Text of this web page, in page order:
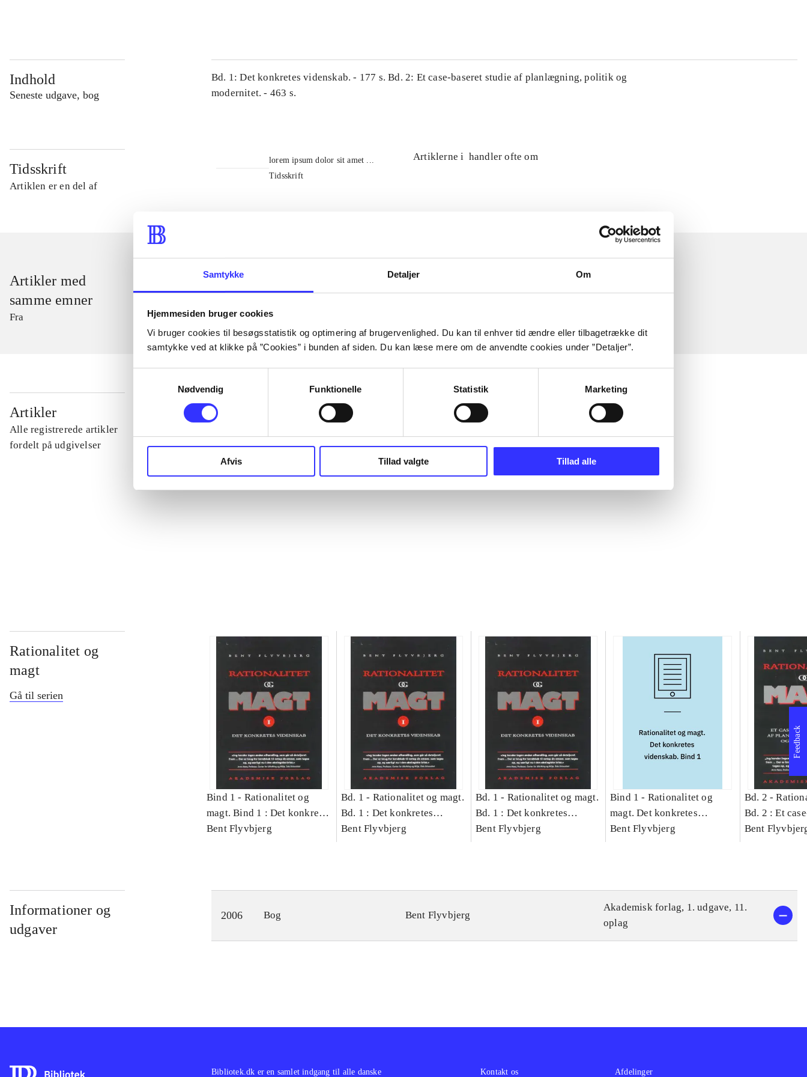
Samtykke Detaljer Om
Hjemmesiden bruger cookies
Vi bruger cookies til besøgsstatistik og optimering af brugervenlighed. Du kan til enhver tid ændre eller tilbagetrække dit
samtykke ved at klikke på ”Cookies” i bunden af siden. Du kan læse mere om de anvendte cookies under ”Detaljer”.
Nødvendig
Funktionelle Statistik Marketing
Afvis Tillad valgte Tillad alle
Indhold
Seneste udgave, bog
Bd. 1: Det konkretes videnskab. - 177 s. Bd. 2: Et case-baseret studie af planlægning, politik og
modernitet. - 463 s.
Tidsskrift
Artiklen er en del af
lorem ipsum dolor sit amet ...
Tidsskrift
Artiklerne i handler ofte om
Artikler med
samme emner
Fra
Artikler
Alle registrerede artikler
fordelt på udgivelser
...
Rationalitet og
magt
Gå til serien
Bind 1 - Rationalitet og
magt. Bind 1 : Det konkretes
videnskab
Bent Flyvbjerg
Bd. 1 - Rationalitet og magt.
Bd. 1 : Det konkretes
videnskab
Bent Flyvbjerg
Bd. 1 - Rationalitet og magt.
Bd. 1 : Det konkretes
videnskab
Bent Flyvbjerg
Bind 1 - Rationalitet og
magt. Det konkretes
videnskab. Bind 1
Bent Flyvbjerg
Bd. 2 -
Bd. 2 : Et
studie af
Bent
Informationer og
udgaver
2006 Bog Bent Flyvbjerg
Akademisk forlag, 1. udgave, 11.
oplag
Feedback
Bibliotek.dk er en samlet indgang til alle danske Kontakt os Afdelinger